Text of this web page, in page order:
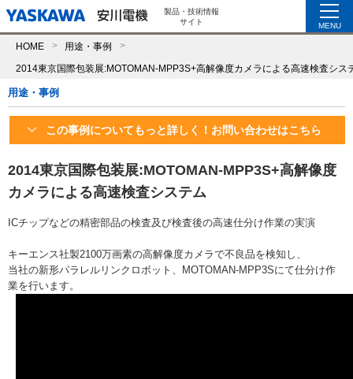
製品・技術情報
サイト
MENU
HOME 用途・事例
2014東京国際包装展:MOTOMAN-MPP3S+高解像度カメラによる高速検査シス
用途・事例
この事例についてもっと詳しく！お問い合わせはこちら
2014東京国際包装展:MOTOMAN-MPP3S+高解像度
カメラによる高速検査システム
ICチップなどの精密部品の検査及び検査後の高速仕分け作業の実演
キーエンス社製2100万画素の高解像度カメラで不良品を検知し、
当社の新形パラレルリンクロボット、MOTOMAN-MPP3Sにて仕分け作
業を行います。